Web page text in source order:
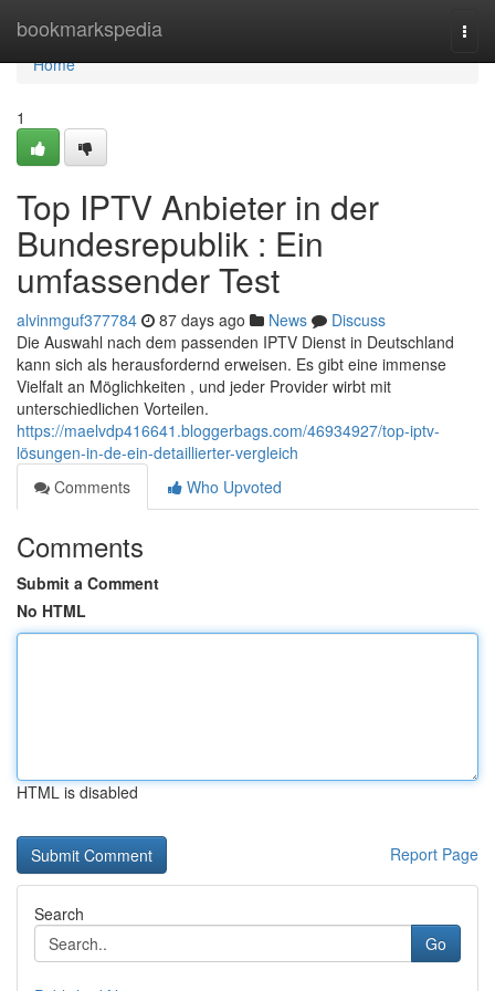
bookmarkspedia
Home
Home
1
Top IPTV Anbieter in der
Bundesrepublik : Ein
umfassender Test
alvinmguf377784 87 days ago News
Discuss
Die Auswahl nach dem passenden IPTV Dienst in Deutschland
kann sich als herausfordernd erweisen. Es gibt eine immense
Vielfalt an Möglichkeiten , und jeder Provider wirbt mit
unterschiedlichen Vorteilen.
https://maelvdp416641.bloggerbags.com/46934927/top-iptv-
lösungen-in-de-ein-detaillierter-vergleich
Comments
Who Upvoted
Comments
Submit a Comment
No HTML
HTML is disabled
Report Page
Search
Go